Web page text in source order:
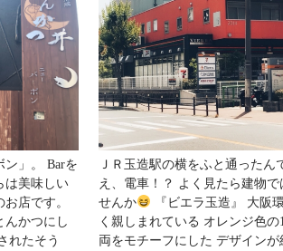
ども付いているので
ません
イフがあるので
活環境。
利用可能な
。
ン」。 Barを
は美味しい
店です。
んかつにし
れたそう
ＪＲ玉造駅の横をふと通ったん
え、電車！？ よく見たら建物で
せんか
『ビエラ玉造』 大阪
く親しまれている オレンジ色の
両をモチーフにした デザインが